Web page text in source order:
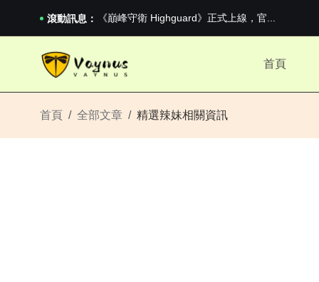
滾動訊息：
《巔峰守衛 Highguard》正式上線，官...
男生找物件最重要的是什麼？太真實了
《巔峰守衛 Highguard》正式上線，官...首頁
首頁 全部文章 精選辣妹相關資訊